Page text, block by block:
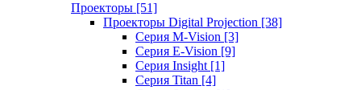
Проекторы [51]
Проекторы Digital Projection [38]
Серия M-Vision [3]
Серия E-Vision [9]
Серия Insight [1]
Серия Titan [4]